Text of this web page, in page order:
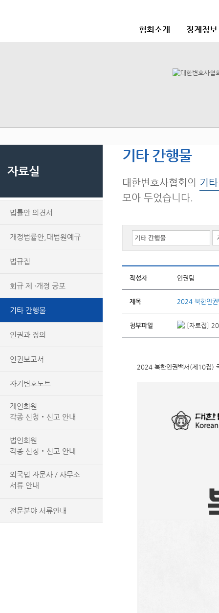
협회소개 징계정
자료실
법률안 의견서
개정법률안,대법원예규
법규집
회규 제 ·개정 공포
기타 간행물
인권과 정의
인권보고서
자기변호노트
개인회원
각종 신청‧신고 안내
법인회원
각종 신청‧신고 안내
외국법 자문사 / 사무소
서류 안내
전문분야 서류안내
기타 간행물
대한변호사협회의 기
모아 두었습니다.
작성자 인권팀
제목 2024 북한인
첨부파일 [자료집]
2024 북한인권백서(제10집)